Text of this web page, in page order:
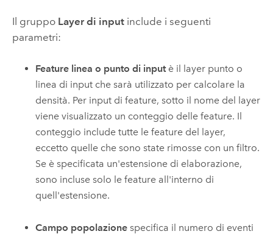
Il gruppo Layer di inputinclude i seguenti
parametri:
Feature linea o punto di inputè il layer punto o
linea di input che sarà utilizzato per calcolare la
densità. Per input di feature, sotto il nome del layer
viene visualizzato un conteggio delle feature. Il
conteggio include tutte le feature del layer,
eccetto quelle che sono state rimosse con un filtro.
Se è specificata un'estensione di elaborazione,
sono incluse solo le feature all'interno di
quell'estensione.
Campo popolazione specifica il numero di eventi